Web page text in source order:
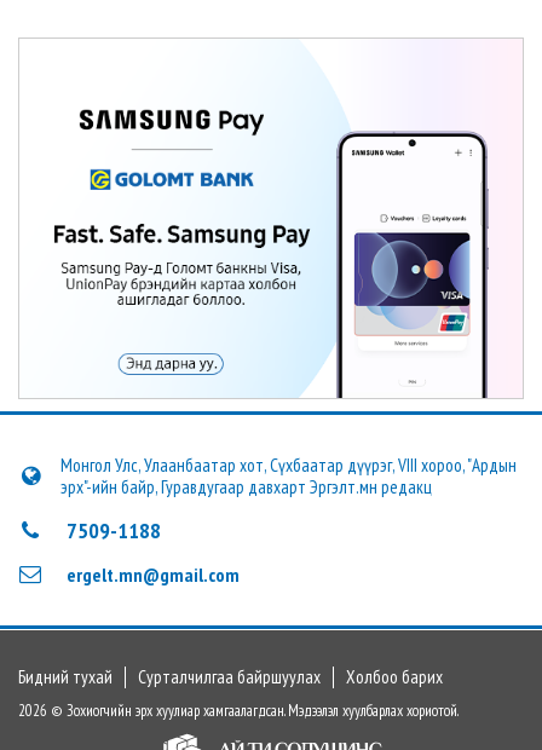
Монгол Улс, Улаанбаатар хот, Сүхбаатар дүүрэг, VIII хороо, "Ардын
эрх"-ийн байр, Гуравдугаар давхарт Эргэлт.мн редакц
7509-1188
ergelt.mn@gmail.com
Бидний тухай Сурталчилгаа байршуулах Холбоо барих
2026 © Зохиогчийн эрх хуулиар хамгаалагдсан. Мэдээлэл хуулбарлах хориотой.